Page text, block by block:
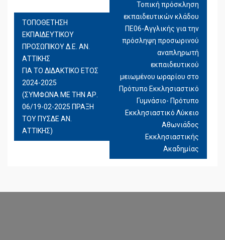
ΠΛΟΉΓΗΣΗ
ΆΡΘΡΩΝ
ΤΟΠΟΘΕΤΗΣΗ
ΕΚΠΑΙΔΕΥΤΙΚΟΥ
ΠΡΟΣΩΠΙΚΟΥ Δ.Ε. ΑΝ.
ΑΤΤΙΚΗΣ
ΓΙΑ ΤΟ ΔΙΔΑΚΤΙΚΟ ΕΤΟΣ
2024-2025
(ΣΥΜΦΩΝΑ ΜΕ ΤΗΝ ΑΡ.
06/19-02-2025 ΠΡΑΞΗ
ΤΟΥ ΠΥΣΔΕ ΑΝ.
ΑΤΤΙΚΗΣ)
Τοπική πρόσκληση
εκπαιδευτικών κλάδου
ΠΕ06-Αγγλικής για την
πρόσληψη προσωρινού
αναπληρωτή
εκπαιδευτικού
μειωμένου ωραρίου στο
Πρότυπο Εκκλησιαστικό
Γυμνάσιο- Πρότυπο
Εκκλησιαστικό Λύκειο
Αθωνιάδος
Εκκλησιαστικής
Ακαδημίας